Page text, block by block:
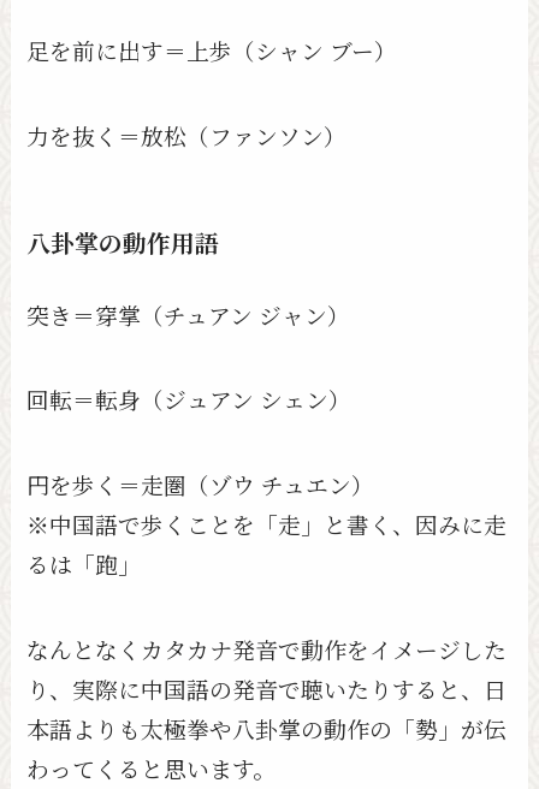
足を前に出す＝上歩（シャン ブー）
力を抜く＝放松（ファンソン）
八卦掌の動作用語
突き＝穿掌（チュアン ジャン）
回転＝転身（ジュアン シェン）
円を歩く＝走圏（ゾウ チュエン）
※中国語で歩くことを「走」と書く、因みに走
るは「跑」
なんとなくカタカナ発音で動作をイメージした
り、実際に中国語の発音で聴いたりすると、日
本語よりも太極拳や八卦掌の動作の「勢」が伝
わってくると思います。